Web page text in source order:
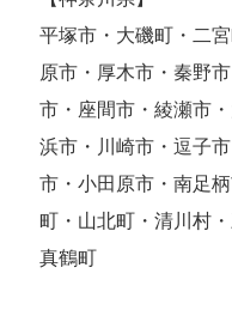
平塚市・大磯町・二
原市・厚木市・秦野
市・座間市・綾瀬市
浜市・川崎市・逗子
市・小田原市・南足
町・山北町・清川村
真鶴町